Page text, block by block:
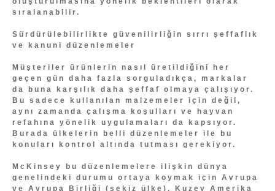
sıralanabilir.
Sürdürülebilirlikte güvenilirliğin sırrı şeffaflık
ve kanuni düzenlemeler
Müşteriler ürünlerin nasıl üretildiğini her
geçen gün daha fazla sorguladıkça, markalar
da buna karşılık daha şeffaf olmaya çalışıyor.
Bu sadece kullanılan malzemeler için değil,
aynı zamanda çalışma koşulları ve hayvan
refahına yönelik uygulamaları da kapsıyor.
Burada ülkelerin belli düzenlemeler ile bu
konuları kontrol altında tutması gerekiyor.
McKinsey bu düzenlemelere ilişkin dünya
genelindeki durumu ortaya koymak için Avrupa
ve Avrupa Birliği (sekiz ülke), Kuzey Amerika